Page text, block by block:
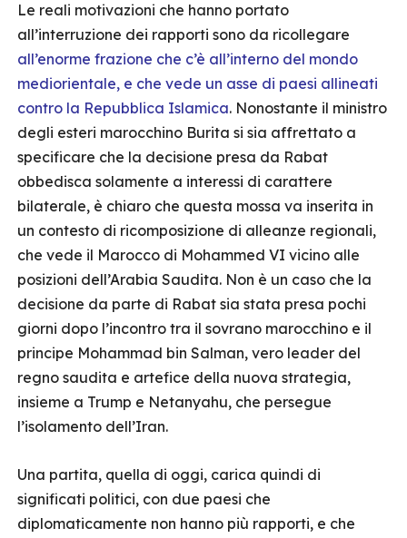
Le reali motivazioni che hanno portato
all’interruzione dei rapporti sono da ricollegare
all’enorme frazione che c’è all’interno del mondo
mediorientale, e che vede un asse di paesi allineati
contro la Repubblica Islamica. Nonostante il ministro
degli esteri marocchino Burita si sia affrettato a
specificare che la decisione presa da Rabat
obbedisca solamente a interessi di carattere
bilaterale, è chiaro che questa mossa va inserita in
un contesto di ricomposizione di alleanze regionali,
che vede il Marocco di Mohammed VI vicino alle
posizioni dell’Arabia Saudita. Non è un caso che la
decisione da parte di Rabat sia stata presa pochi
giorni dopo l’incontro tra il sovrano marocchino e il
principe Mohammad bin Salman, vero leader del
regno saudita e artefice della nuova strategia,
insieme a Trump e Netanyahu, che persegue
l’isolamento dell’Iran.
Una partita, quella di oggi, carica quindi di
significati politici, con due paesi che
diplomaticamente non hanno più rapporti, e che